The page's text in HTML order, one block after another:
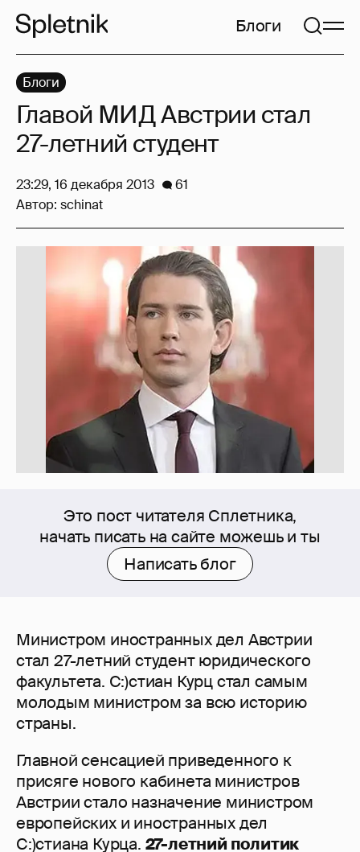
Блоги
Это пост читателя Сплетника,
начать писать на сайте можешь и ты
Написать блог
Министром иностранных дел Австрии
стал 27-летний студент юридического
факультета. С:)стиан Курц стал самым
молодым министром за всю историю
страны.
Главной сенсацией приведенного к
присяге нового кабинета министров
Австрии стало назначение министром
европейских и иностранных дел
С:)стиана Курца. 27-летний политик
Блоги
Главой МИД Австрии стал
27-летний студент
23:29, 16 декабря 2013
61
Автор: schinat